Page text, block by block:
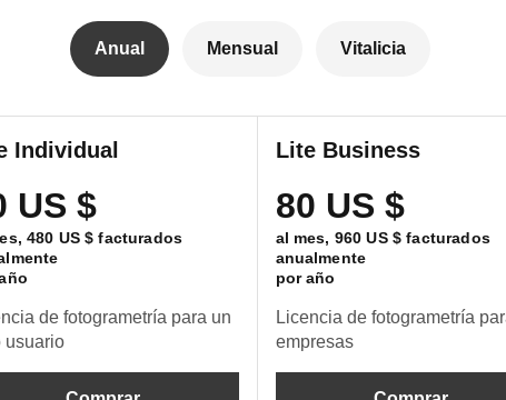
Anual Mensual Vitalicia
Individual
US $
480 US $ facturados
de fotogrametría para un
usuario
Lite Business
80 US $
al mes, 960 US $ facturados
anualmente
por año
Licencia de fotogrametría
empresas